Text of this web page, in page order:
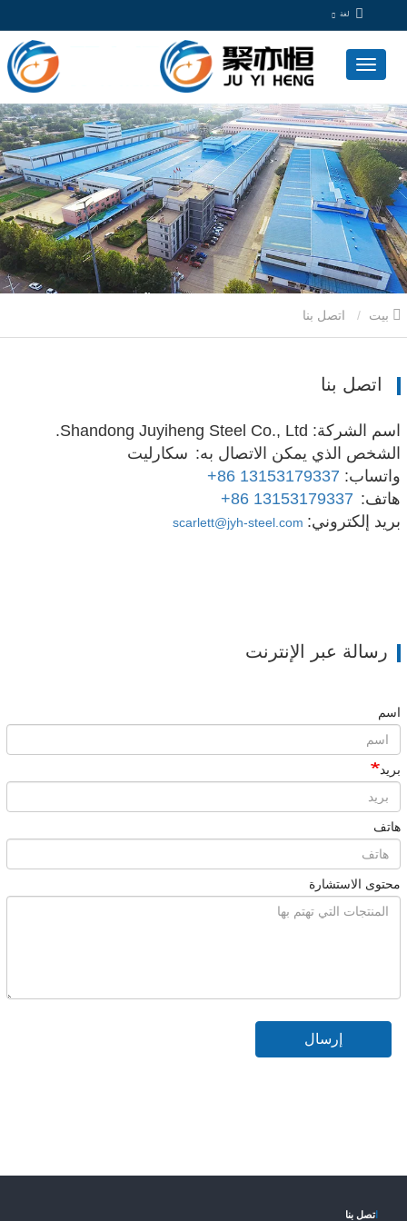
لغة
اتصل بنا
اسم الشركة: Shandong Juyiheng Steel Co., Ltd.
الشخص الذي يمكن الاتصال به: سكارليت
واتساب: +86 13153179337
هاتف: +86 13153179337
بريد إلكتروني: scarlett@jyh-steel.com
رسالة عبر الإنترنت
اسم
بريد
هاتف
محتوى الاستشارة
إرسال
اتصل بنا